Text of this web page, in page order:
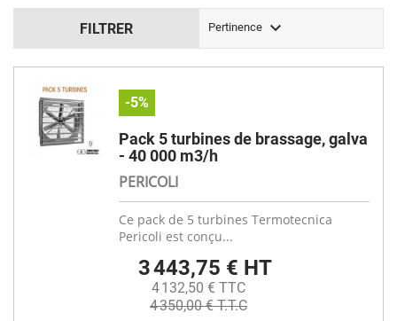
FILTRER Pertinence 
-5%
Pack 5 turbines de brassage, galva
- 40 000 m3/h
PERICOLI
Ce pack de 5 turbines Termotecnica
Pericoli est conçu...
3 443,75 € HT
4 132,50 € TTC
4 350,00 € T.T.C